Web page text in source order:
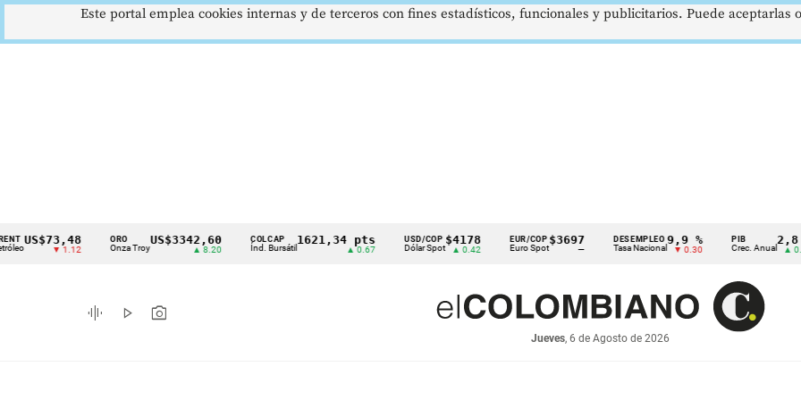
Cintillo
indicadores
económicos
▼ 1.12
ORO
Onza Troy
US$3342,60 COLCAP
Índ. Bursátil
1621,34 pts USD/COP
Dólar Spot
$4178
▲ 0.42
EUR/COP
Euro Spot
$3697
—
DESEMPLEO
Tasa Nacional
9,9 %
▼ 0.30
PIB
Crec. Anual
2,8 %
▲ 0.10
graphic_eq play_arrow photo_camera
Jueves, 6 de Agosto de 2026
Este portal emplea cookies internas y de terceros con fines estadísticos, funcionales y publicitarios. Puede aceptarlas